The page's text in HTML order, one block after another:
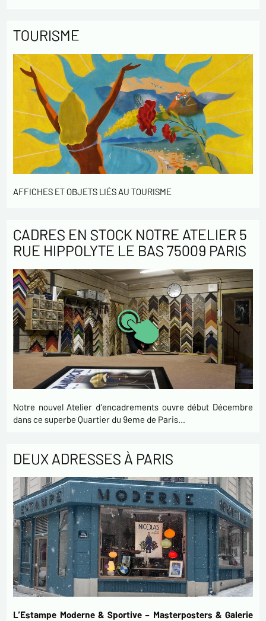
TOURISME
AFFICHES ET OBJETS LIÉS AU TOURISME
CADRES EN STOCK NOTRE ATELIER 5
RUE HIPPOLYTE LE BAS 75009 PARIS
Notre nouvel Atelier d'encadrements ouvre début Décembre
dans ce superbe Quartier du 9eme de Paris…
DEUX ADRESSES À PARIS
L’Estampe Moderne & Sportive – Masterposters & Galerie